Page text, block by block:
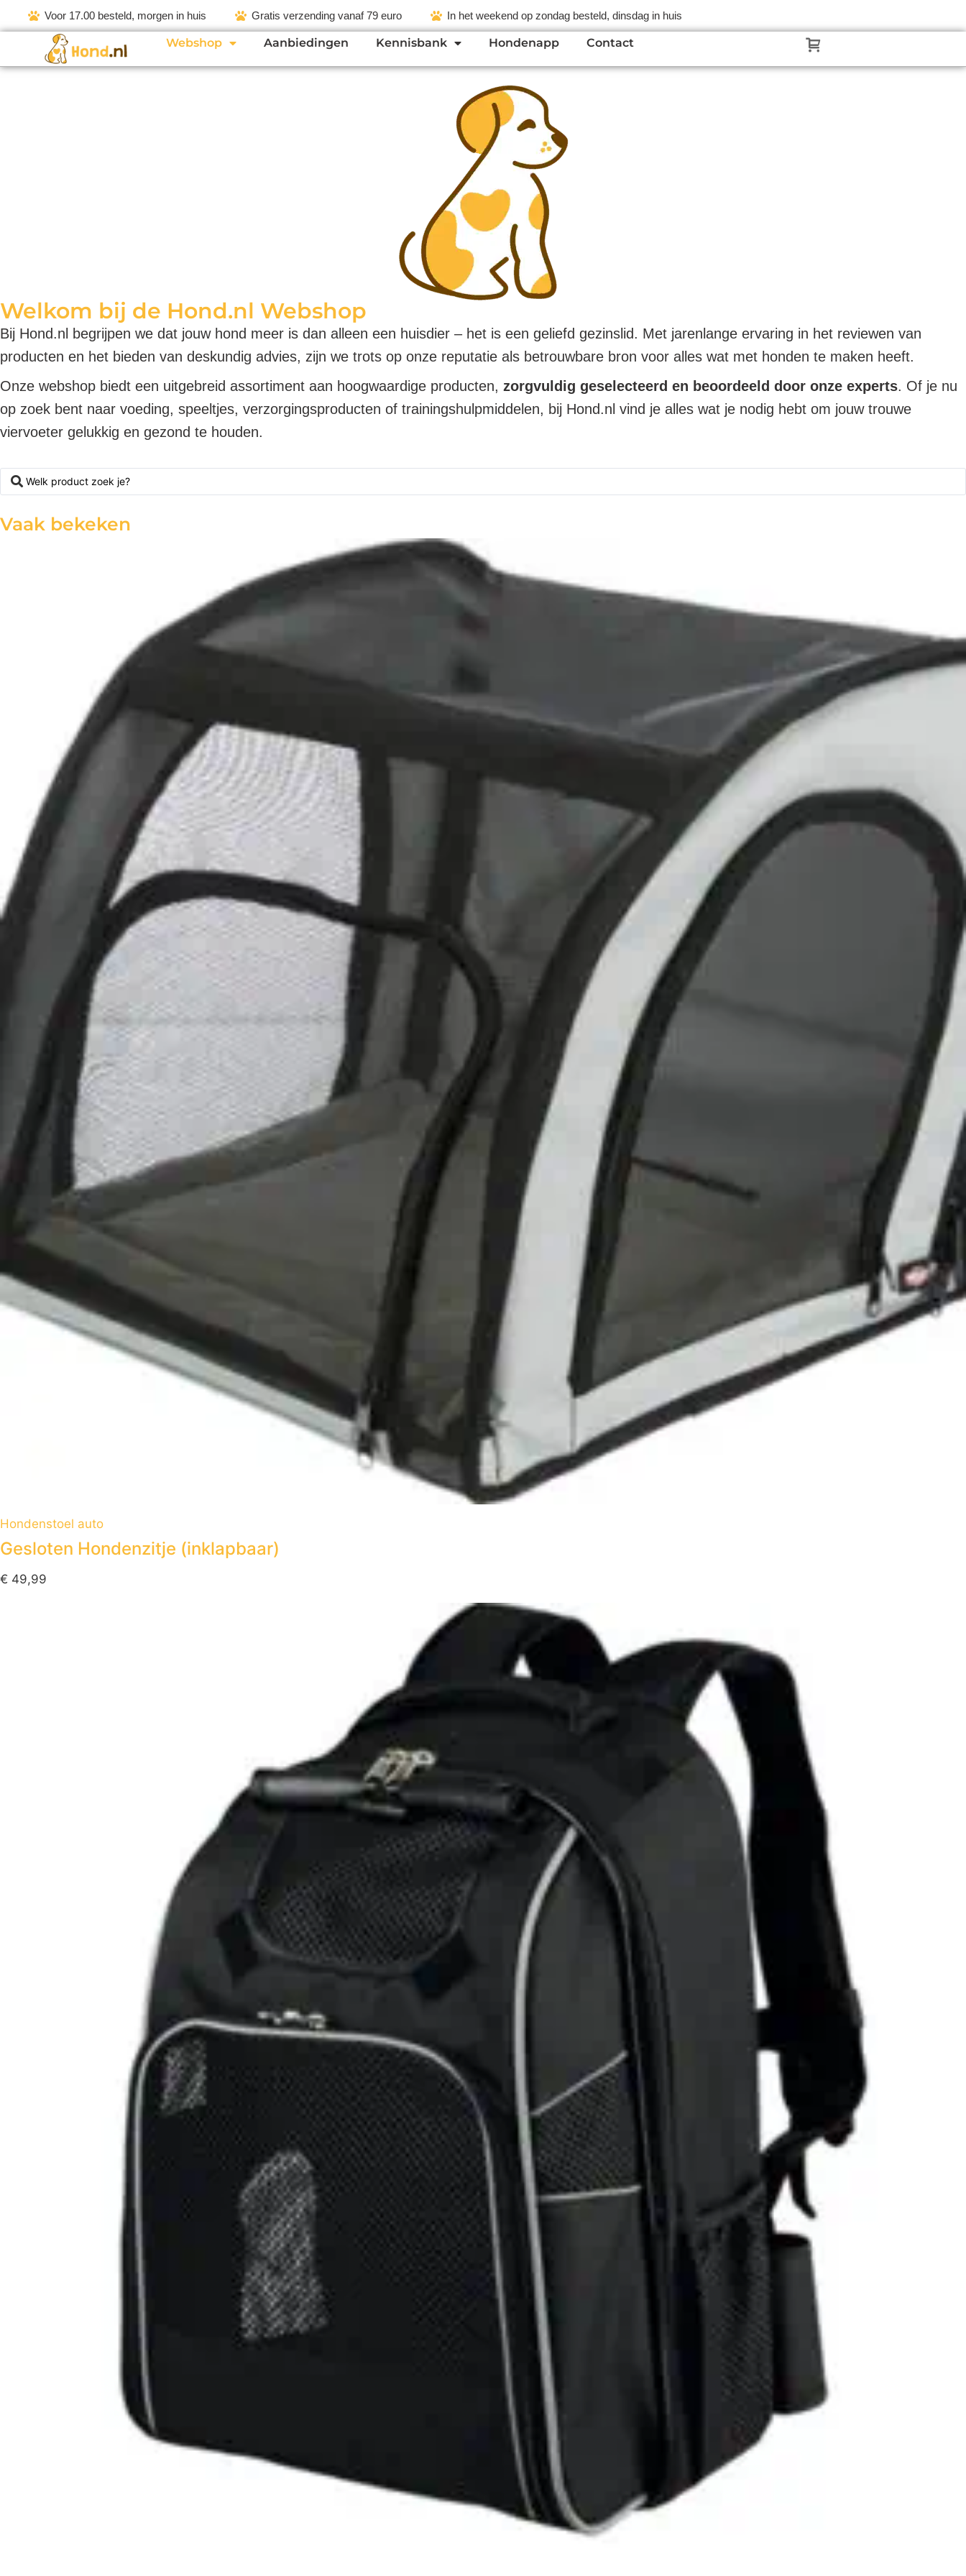
Voor 17.00 besteld, morgen in huis Gratis verzending vanaf 79 euro In het weekend op zondag besteld, dinsdag in huis
Webshop Aanbiedingen Kennisbank Hondenapp Contact
Welkom bij de Hond.nl Webshop
Bij Hond.nl begrijpen we dat jouw hond meer is dan alleen een huisdier – het is een geliefd gezinslid. Met jarenlange ervaring in het reviewen van
producten en het bieden van deskundig advies, zijn we trots op onze reputatie als betrouwbare bron voor alles wat met honden te maken heeft.
Onze webshop biedt een uitgebreid assortiment aan hoogwaardige producten, zorgvuldig geselecteerd en beoordeeld door onze experts. Of je nu
op zoek bent naar voeding, speeltjes, verzorgingsproducten of trainingshulpmiddelen, bij Hond.nl vind je alles wat je nodig hebt om jouw trouwe
viervoeter gelukkig en gezond te houden.
Vaak bekeken
Hondenstoel auto
Gesloten Hondenzitje (inklapbaar)
€ 49,99